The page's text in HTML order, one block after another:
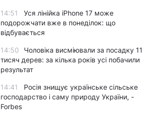
14:51
Уся лінійка iPhone 17 може
подорожчати вже в понеділок: що
відбувається
14:50
Чоловіка висміювали за посадку 11
тисяч дерев: за кілька років усі побачили
результат
14:41
Росія знищує українське сільське
господарство і саму природу України, -
Forbes